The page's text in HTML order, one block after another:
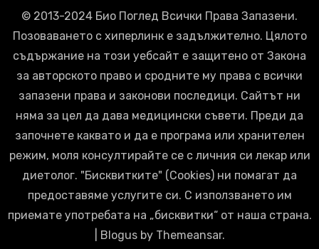
© 2013-2024 Био Поглед Всички Права Запазени.
Позоваването с хиперлинк е задължително. Цялото
съдържание на този уебсайт е защитено от Закона
за авторското право и сродните му права с всички
запазени права и законови последици. Сайтът ни
няма за цел да дава медицински съвети. Преди да
започнете каквато и да е програма или хранителен
режим, моля консултирайте се с личния си лекар или
диетолог. "Бисквитките" (Cookies) ни помагат да
предоставяме услугите си. С използването им
приемате употребата на „бисквитки“ от наша страна.
Blogusby Themeansar.